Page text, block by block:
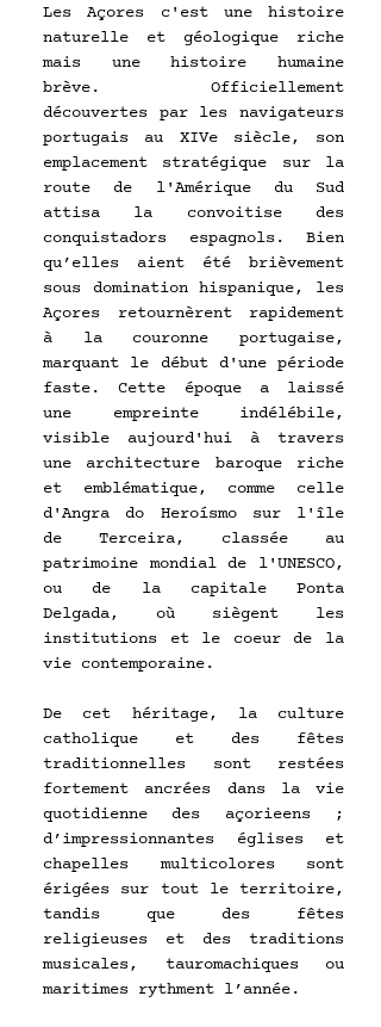
Les Açores c'est une histoire
naturelle et géologique riche
mais une histoire humaine
brève. Officiellement
découvertes par les navigateurs
portugais au XIVe siècle, son
emplacement stratégique sur la
route de l'Amérique du Sud
attisa la convoitise des
conquistadors espagnols. Bien
qu’elles aient été brièvement
sous domination hispanique, les
Açores retournèrent rapidement
à la couronne portugaise,
marquant le début d'une période
faste. Cette époque a laissé
une empreinte indélébile,
visible aujourd'hui à travers
une architecture baroque riche
et emblématique, comme celle
d'Angra do Heroísmo sur l'île
de Terceira, classée au
patrimoine mondial de l'UNESCO,
ou de la capitale Ponta
Delgada, où siègent les
institutions et le coeur de la
vie contemporaine.
De cet héritage, la culture
catholique et des fêtes
traditionnelles sont restées
fortement ancrées dans la vie
quotidienne des açorieens ;
d’impressionnantes églises et
chapelles multicolores sont
érigées sur tout le territoire,
tandis que des fêtes
religieuses et des traditions
musicales, tauromachiques ou
maritimes rythment l’année.